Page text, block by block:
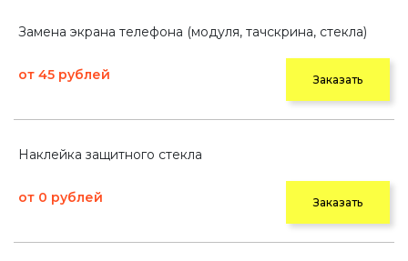
Замена экрана телефона (модуля, тачскрина, стекла)
от 45 рублей Заказать
Наклейка защитного стекла
от 0 рублей Заказать